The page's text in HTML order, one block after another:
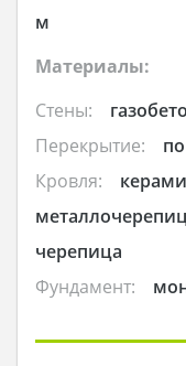
м
Материалы:
Стены:
Перекрытие:
Кровля:
черепица
Фундамент: